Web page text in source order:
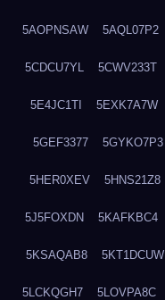
5AOPNSAW 5AQL07P2
5CDCU7YL 5CWV233T
5E4JC1TI 5EXK7A7W
5GEF3377 5GYKO7P3
5HER0XEV 5HNS21Z8
5J5FOXDN 5KAFKBC4
5KSAQAB8 5KT1DCUW
5LCKQGH7 5LOVPA8C